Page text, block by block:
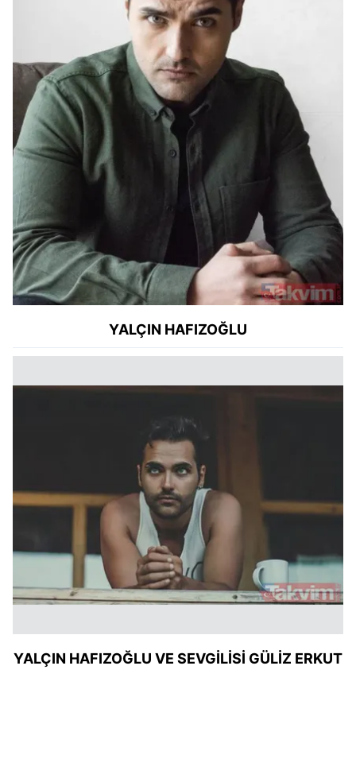
YALÇIN HAFIZOĞLU
YALÇIN HAFIZOĞLU VE SEVGİLİSİ GÜLİZ ERKUT